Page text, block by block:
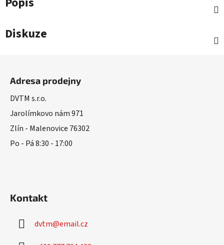
Diskuze
Adresa prodejny
DVTM s.r.o.
Jarolímkovo nám 971
Zlín - Malenovice 76302
Po - Pá 8:30 - 17:00
Kontakt
dvtm@email.cz